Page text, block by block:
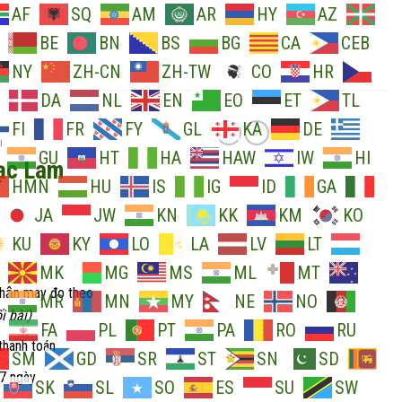
AF SQ AM AR HY
AZ
BE BN BS BG CA
CEB
NY
ZH-CN ZH-TW CO
HR
DA NL EN EO ET
TL
FI
FR FY GL KA
DE
GU HT HA HAW IW
HI
HMN
HU IS IG ID
GA
JA JW KN KK KM
KO
KU
KY LO LA LV
LT
MK MG MS ML
MT
MR MN MY NE
NO
FA PL PT PA RO
RU
SM
GD SR ST SN
SD
SK SL SO ES SU
SW
Lam
may đo theo
bài)
toán
ngày